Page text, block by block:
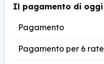
Il pagamento di oggi
Pagamento
Pagamento per 6 rate